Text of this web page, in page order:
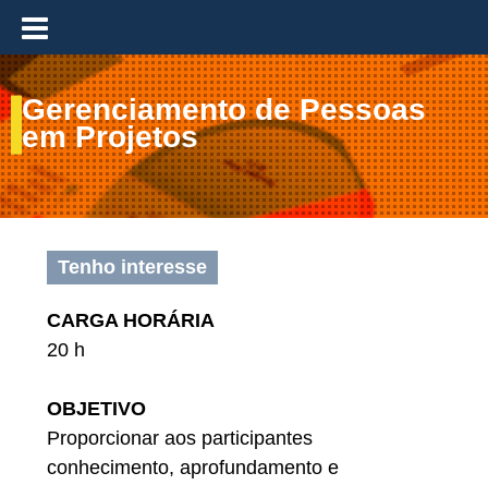
≡
Gerenciamento de Pessoas
em Projetos
Tenho interesse
CARGA HORÁRIA
20 h
OBJETIVO
Proporcionar aos participantes
conhecimento, aprofundamento e